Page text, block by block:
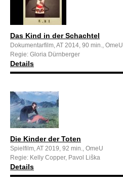
Das Kind in der Schachtel
Dokumentarfilm, AT 2014, 90 min., OmeU
Regie: Gloria Dürnberger
Details
Die Kinder der Toten
Spielfilm, AT 2019, 92 min., OmeU
Regie: Kelly Copper, Pavol Liška
Details